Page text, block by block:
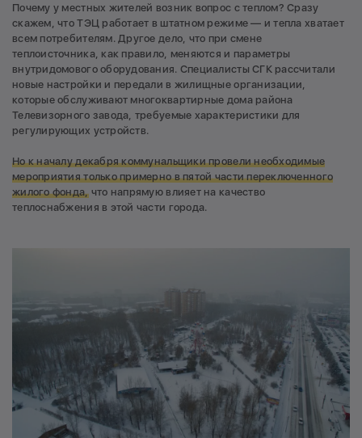
Почему у местных жителей возник вопрос с теплом? Сразу
скажем, что ТЭЦ работает в штатном режиме — и тепла хватает
всем потребителям. Другое дело, что при смене
теплоисточника, как правило, меняются и параметры
внутридомового оборудования. Специалисты СГК рассчитали
новые настройки и передали в жилищные организации,
которые обслуживают многоквартирные дома района
Телевизорного завода, требуемые характеристики для
регулирующих устройств.
Но к началу декабря коммунальщики провели необходимые
мероприятия только примерно в пятой части переключенного
жилого фонда,что напрямую влияет на качество
теплоснабжения в этой части города.